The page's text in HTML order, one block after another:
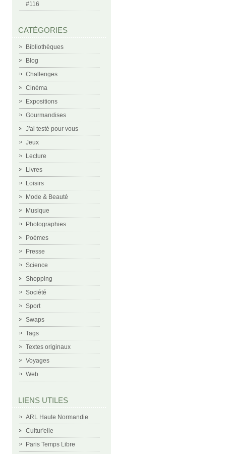
#116
CATÉGORIES
Bibliothèques
Blog
Challenges
Cinéma
Expositions
Gourmandises
J'ai testé pour vous
Jeux
Lecture
Livres
Loisirs
Mode & Beauté
Musique
Photographies
Poèmes
Presse
Science
Shopping
Société
Sport
Swaps
Tags
Textes originaux
Voyages
Web
LIENS UTILES
ARL Haute Normandie
Cultur'elle
Paris Temps Libre